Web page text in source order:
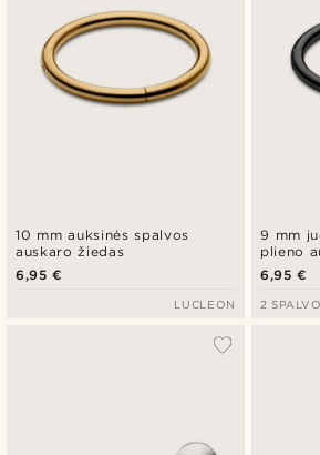
10 mm auksinės spalvos
auskaro žiedas
6,95 €
LUCLEON
9 mm
plieno
6,95 €
2